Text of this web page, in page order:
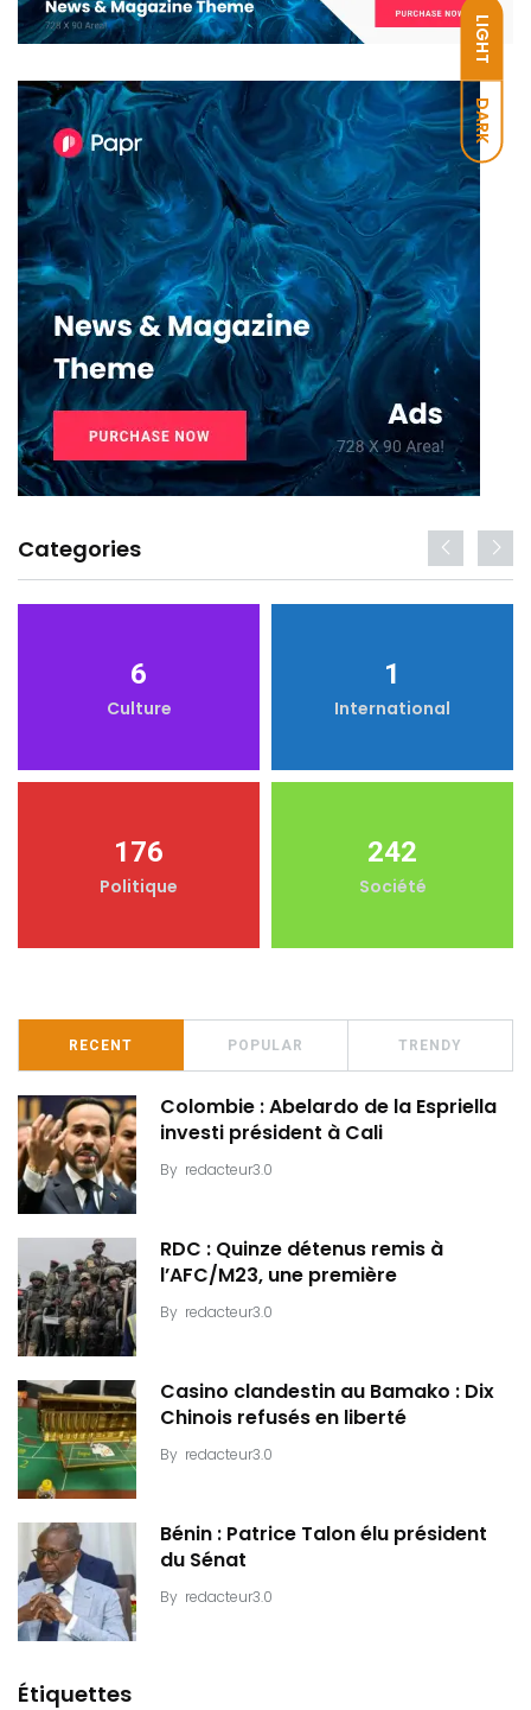
LIGHT
DARK
Categories
6
Culture
1
International
176
Politique
242
Société
RECENT POPULAR TRENDY
Colombie : Abelardo de la Espriella
investi président à Cali
By redacteur3.0
RDC : Quinze détenus remis à
l’AFC/M23, une première
By redacteur3.0
Casino clandestin au Bamako : Dix
Chinois refusés en liberté
By redacteur3.0
Bénin : Patrice Talon élu président
du Sénat
By redacteur3.0
Étiquettes